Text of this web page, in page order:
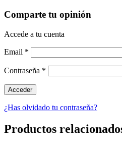
Comparte tu opinión
Accede a tu cuenta
Email *
Contraseña *
¿Has olvidado tu contraseña?
Productos